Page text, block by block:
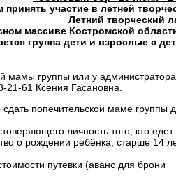
принять участие в летней
Летний творческий
массиве Костромской
группа дети и взрослые с
мамы группы или у
61 Ксения Гасановна.
попечительской маме группы
личность того, кто едет
о рождении ребёнка, старше 14
путёвки (аванс для брони